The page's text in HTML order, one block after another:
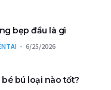
bẹp đầu là gì
6/25/2026
bé bú loại nào tốt?